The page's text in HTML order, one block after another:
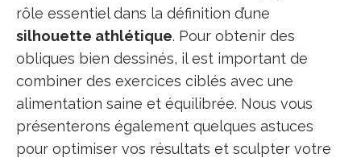
rôle essentiel dans la définition d’une
silhouette athlétique. Pour obtenir des
obliques bien dessinés, il est important de
combiner des exercices ciblés avec une
alimentation saine et équilibrée. Nous vous
présenterons également quelques astuces
pour optimiser vos résultats et sculpter votre